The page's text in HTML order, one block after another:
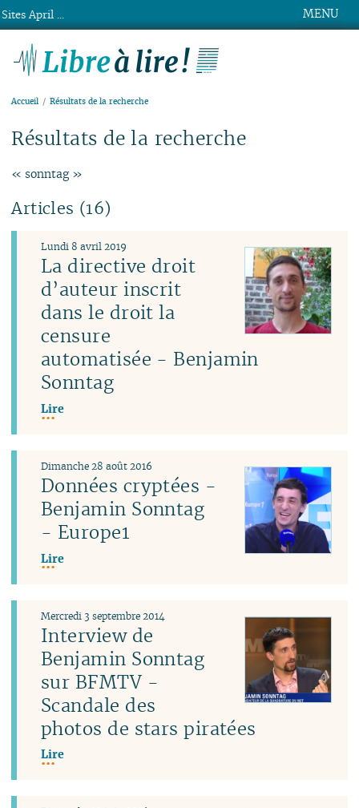
MENU
Accueil Résultats de la recherche
Résultats de la recherche
« sonntag »
Articles (16)
La directive droit
d’auteur inscrit
dans le droit la
censure
automatisée - Benjamin
Sonntag
Lundi 8 avril 2019
Lire
Données cryptées -
Benjamin Sonntag
- Europe1
Dimanche 28 août 2016
Lire
Interview de
Benjamin Sonntag
sur BFMTV -
Scandale des
photos de stars piratées
Mercredi 3 septembre 2014
Lire
Sites April ...